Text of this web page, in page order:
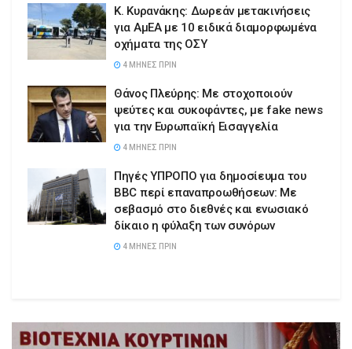
Κ. Κυρανάκης: Δωρεάν μετακινήσεις
για ΑμΕΑ με 10 ειδικά διαμορφωμένα
οχήματα της ΟΣΥ
4 ΜΉΝΕΣ ΠΡΙΝ
Θάνος Πλεύρης: Με στοχοποιούν
ψεύτες και συκοφάντες, με fake news
για την Ευρωπαϊκή Εισαγγελία
4 ΜΉΝΕΣ ΠΡΙΝ
Πηγές ΥΠΡΟΠΟ για δημοσίευμα του
BBC περί επαναπροωθήσεων: Με
σεβασμό στο διεθνές και ενωσιακό
δίκαιο η φύλαξη των συνόρων
4 ΜΉΝΕΣ ΠΡΙΝ